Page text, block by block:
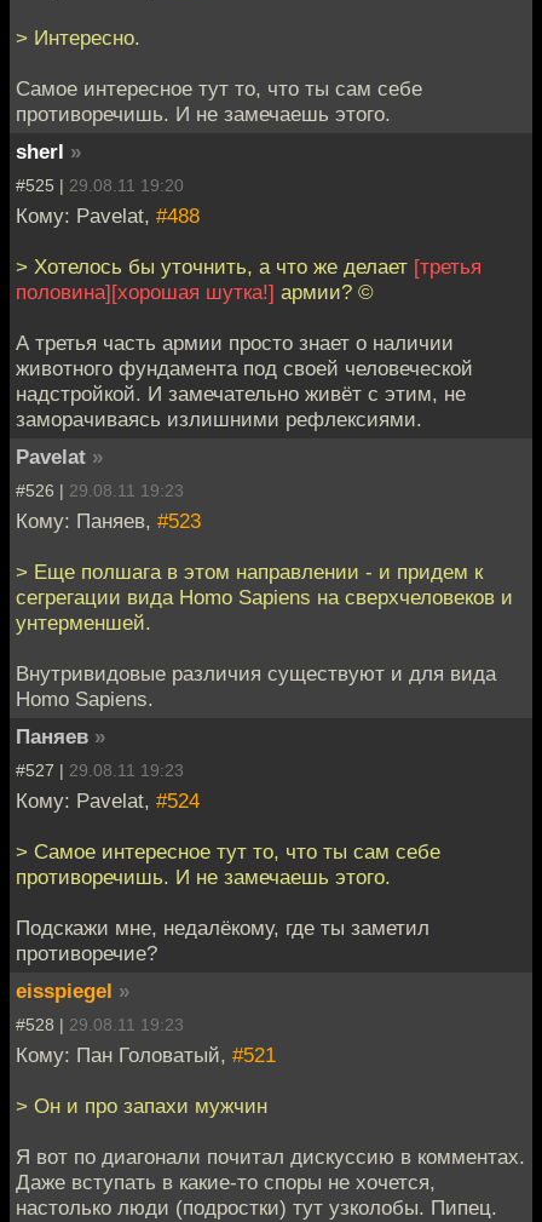
> Интересно.
Самое интересное тут то, что ты сам себе
противоречишь. И не замечаешь этого.
sherl »
#525 | 29.08.11 19:20
Кому: Pavelat, #488
> Хотелось бы уточнить, а что же делает [третья
половина][хорошая шутка!] армии? ©
А третья часть армии просто знает о наличии
животного фундамента под своей человеческой
надстройкой. И замечательно живёт с этим, не
заморачиваясь излишними рефлексиями.
Pavelat »
#526 | 29.08.11 19:23
Кому: Паняев, #523
> Еще полшага в этом направлении - и придем к
сегрегации вида Homo Sapiens на сверхчеловеков и
унтерменшей.
Внутривидовые различия существуют и для вида
Homo Sapiens.
Паняев »
#527 | 29.08.11 19:23
Кому: Pavelat, #524
> Самое интересное тут то, что ты сам себе
противоречишь. И не замечаешь этого.
Подскажи мне, недалёкому, где ты заметил
противоречие?
eisspiegel »
#528 | 29.08.11 19:23
Кому: Пан Головатый, #521
> Он и про запахи мужчин
Я вот по диагонали почитал дискуссию в комментах.
Даже вступать в какие-то споры не хочется,
настолько люди (подростки) тут узколобы. Пипец.